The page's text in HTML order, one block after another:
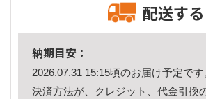
配送する
納期目安：
2026.07.31 15:15頃のお届け予定です
決済方法が、クレジット、代金引換